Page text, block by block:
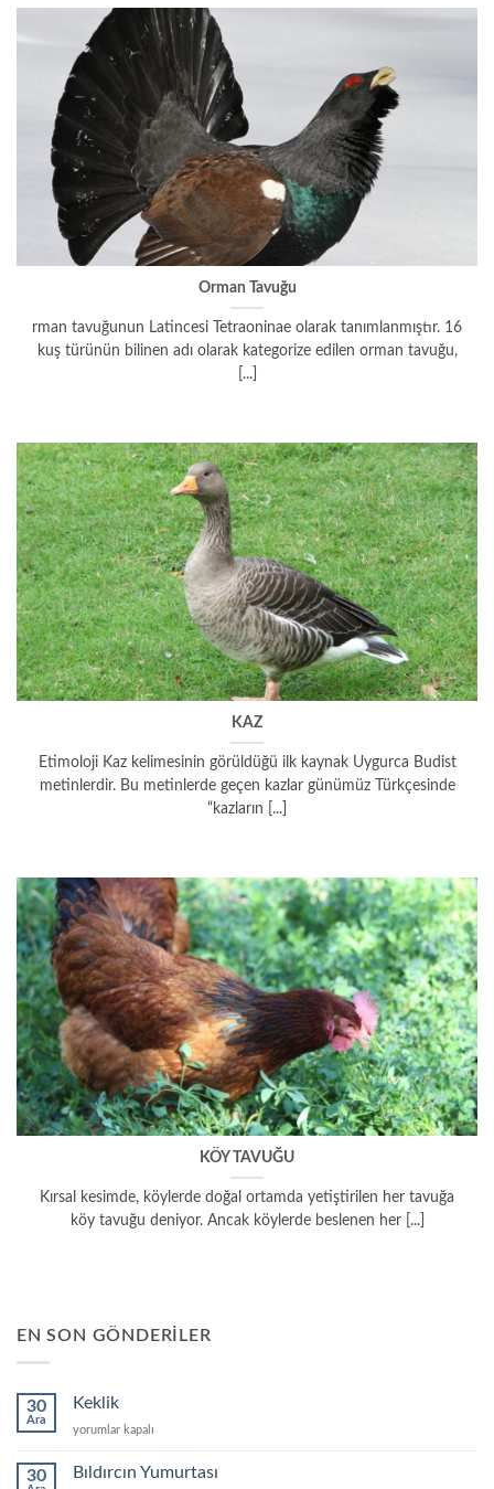
Orman Tavuğu
rman tavuğunun Latincesi Tetraoninae olarak tanımlanmıştır. 16
kuş türünün bilinen adı olarak kategorize edilen orman tavuğu,
[...]
KAZ
Etimoloji Kaz kelimesinin görüldüğü ilk kaynak Uygurca Budist
metinlerdir. Bu metinlerde geçen kazlar günümüz Türkçesinde
“kazların [...]
KÖY TAVUĞU
Kırsal kesimde, köylerde doğal ortamda yetiştirilen her tavuğa
köy tavuğu deniyor. Ancak köylerde beslenen her [...]
EN SON GÖNDERILER
30
Ara
Keklik
Keklik
yorumlar kapalı
30 Bıldırcın Yumurtası